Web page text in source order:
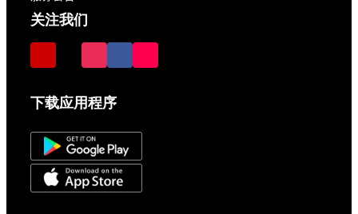
关注我们
下载应用程序